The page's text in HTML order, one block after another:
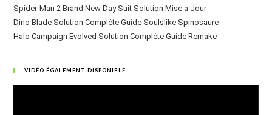
Spider-Man 2 Brand New Day Suit Solution Mise à Jour
Dino Blade Solution Complète Guide Soulslike Spinosaure
Halo Campaign Evolved Solution Complète Guide Remake
VIDÉO ÉGALEMENT DISPONIBLE